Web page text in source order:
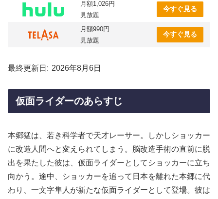
月額1,026円
見放題
今すぐ見る
月額990円
見放題
今すぐ見る
最終更新日 2026年8月6日
仮面ライダーのあらすじ
本郷猛は、若き科学者で天才レーサー。しかしショッカー
に改造人間へと変えられてしまう。脳改造手術の直前に脱
出を果たした彼は、仮面ライダーとしてショッカーに立ち
向かう。途中、ショッカーを追って日本を離れた本郷に代
わり、一文字隼人が新たな仮面ライダーとして登場。彼は